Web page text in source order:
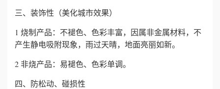
三、装饰性（美化城市效果）
1 烧制产品：不褪色、色彩丰富，因属非金属材料，不
产生静电吸附现象，雨过天晴，地面亮丽如新。
2 非烧产品：易褪色、色彩单调。
四、防松动、碰损性